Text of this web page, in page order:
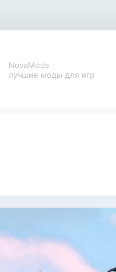
NovaMods
лучшие моды для игр